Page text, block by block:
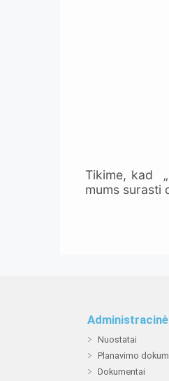
Tikime, kad
mums surasti
Nuostatai
Planavimo
Dokumentai